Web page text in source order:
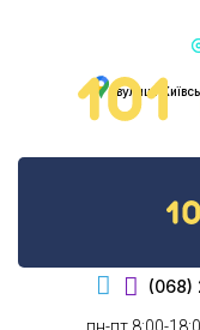
вулиця
(068)